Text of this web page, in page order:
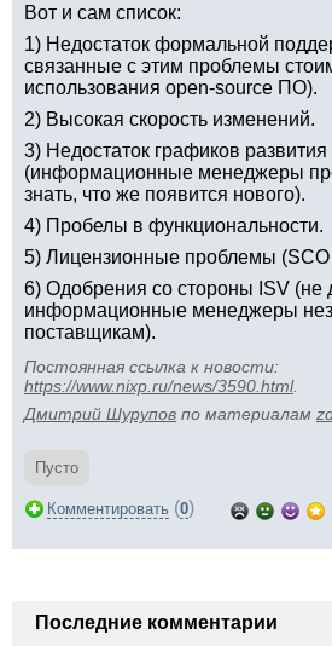
Вот и сам список:
1) Недостаток формальной
связанные с этим проблемы
использования open-source ПО).
2) Высокая скорость изменений.
3) Недостаток графиков развития
(информационные менеджеры
знать, что же появится нового).
4) Пробелы в функциональности.
5) Лицензионные проблемы
6) Одобрения со стороны ISV (не
информационные менеджеры
поставщикам).
Постоянная ссылка к новости:
https://www.nixp.ru/news/3590.html.
Дмитрий Шурупов по материалам
Пусто
Комментировать (0)
Последние комментарии